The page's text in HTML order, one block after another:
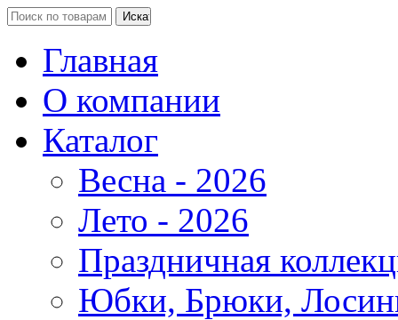
Главная
О компании
Каталог
Весна - 2026
Лето - 2026
Праздничная
Юбки, Брюки,